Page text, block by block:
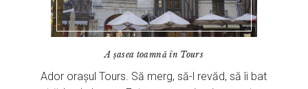
A șasea toamnă în Tours
Ador orașul Tours. Să merg, să-l revăd, să îi bat